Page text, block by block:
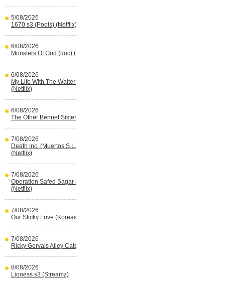
5/08/2026
1670 s3 (Pools) (Netflix)
6/08/2026
Monsters Of God (doc) (HBO Max)
6/08/2026
My Life With The Walter Boys s3
(Netflix)
6/08/2026
The Other Bennet Sister (HBO Max)
7/08/2026
Death Inc. (Muertos S.L.) s4 (Spaans)
(Netflix)
7/08/2026
Operation Safed Sagar (Indisch)
(Netflix)
7/08/2026
Our Sticky Love (Koreaans) (Netflix)
7/08/2026
Ricky Gervais Alley Cats (Netflix)
8/08/2026
Lioness s3 (Streamz)